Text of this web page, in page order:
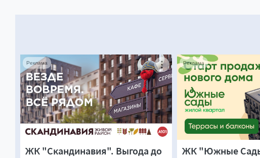
ЖК "Скандинавия". Выгода до
Реклама
ЖК "Южные
Реклама